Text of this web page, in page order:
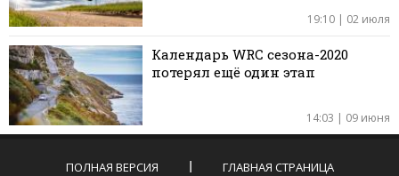
19:10 | 02 июля
Календарь WRC сезона-2020
потерял ещё один этап
14:03 | 09 июня
ПОЛНАЯ ВЕРСИЯ ГЛАВНАЯ СТРАНИЦА